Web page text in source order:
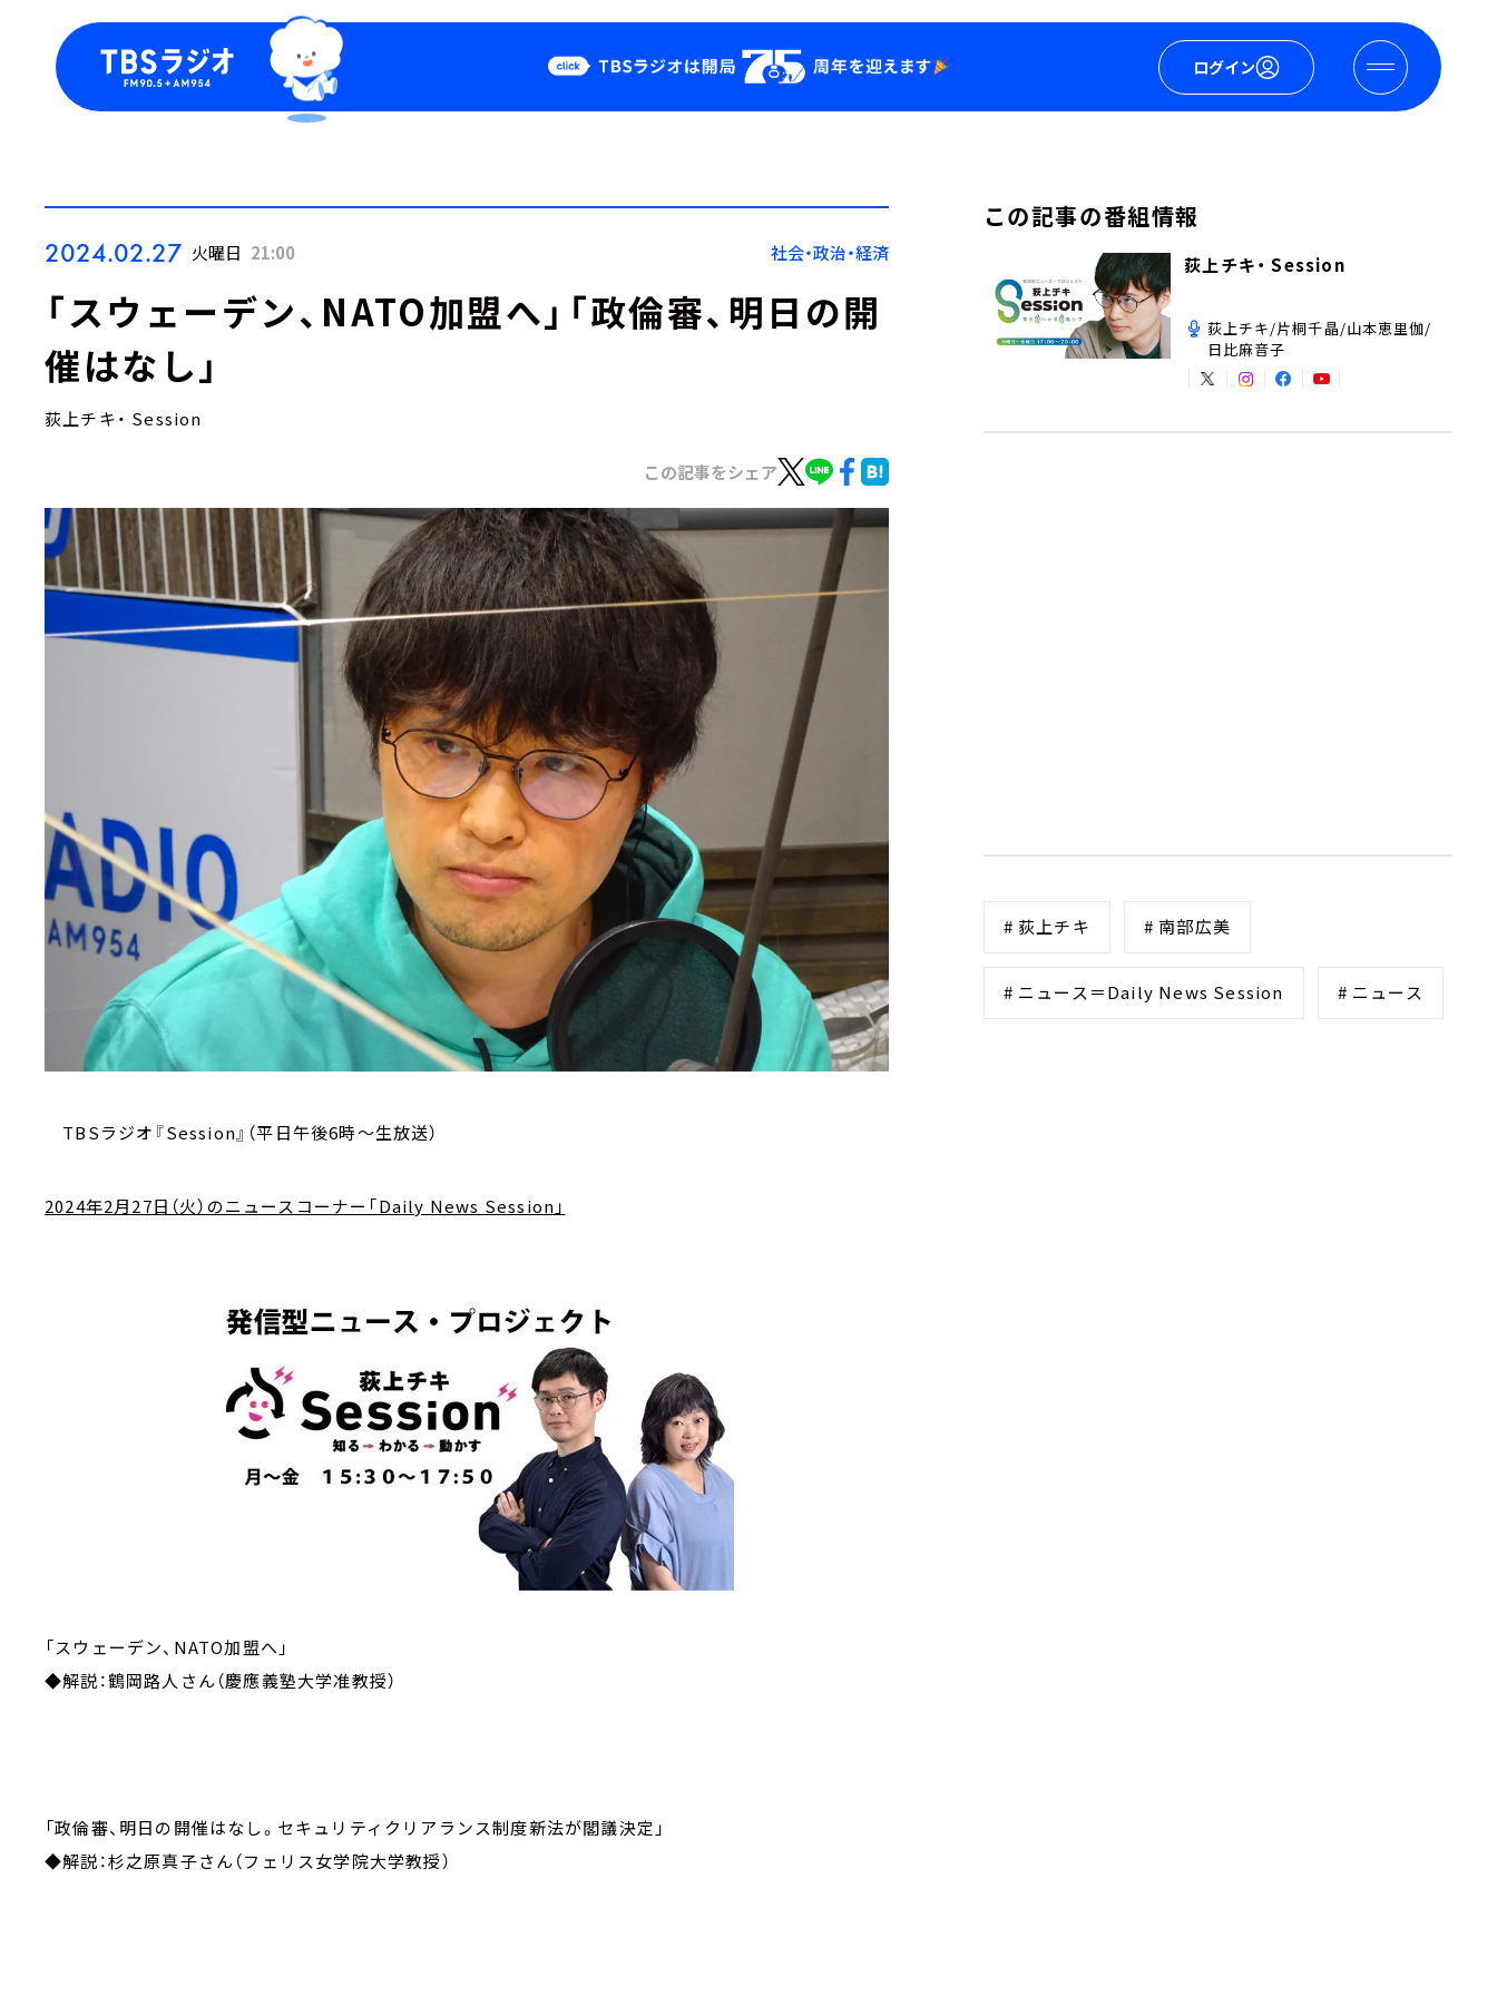
ログイン
Podcast
YouTube
会社情報
2024.02.27 火曜日 21:00 社会・政治・経済
「スウェーデン、NATO加盟へ」「政倫審、明日の開
催はなし」
荻上チキ・ Session
この記事をシェア
TBSラジオ『Session』（平日午後6時～生放送）
2024年2月27日（火）のニュースコーナー「Daily News Session」
「スウェーデン、NATO加盟へ」
◆解説：鶴岡路人さん（慶應義塾大学准教授）
「政倫審、明日の開催はなし。セキュリティクリアランス制度新法が閣議決定」
◆解説：杉之原真子さん（フェリス女学院大学教授）
この記事の番組情報
荻上チキ・ Session
荻上チキ/片桐千晶/山本恵里伽/
日比麻音子
# 荻上チキ # 南部広美
# ニュース＝Daily News Session # ニュース